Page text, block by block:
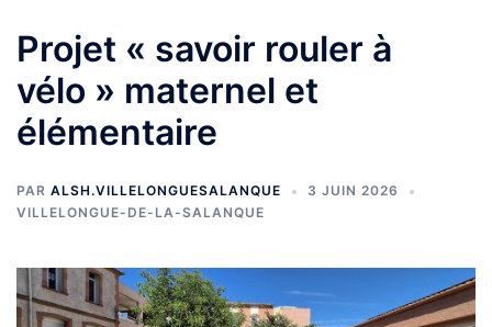
Projet « savoir rouler à
vélo » maternel et
élémentaire
PAR ALSH.VILLELONGUESALANQUE
3 JUIN 2026
VILLELONGUE-DE-LA-SALANQUE